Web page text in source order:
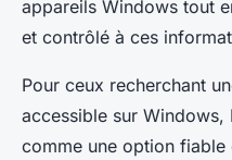
appareils Windows tout
et contrôlé à ces
Pour ceux recherchant
accessible sur Windows,
comme une option